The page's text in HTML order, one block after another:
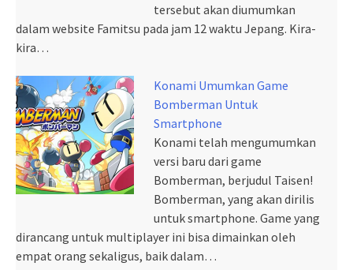
tersebut akan diumumkan
dalam website Famitsu pada jam 12 waktu Jepang. Kira-
kira…
Konami Umumkan Game
Bomberman Untuk
Smartphone
Konami telah mengumumkan
versi baru dari game
Bomberman, berjudul Taisen!
Bomberman, yang akan dirilis
untuk smartphone. Game yang
dirancang untuk multiplayer ini bisa dimainkan oleh
empat orang sekaligus, baik dalam…